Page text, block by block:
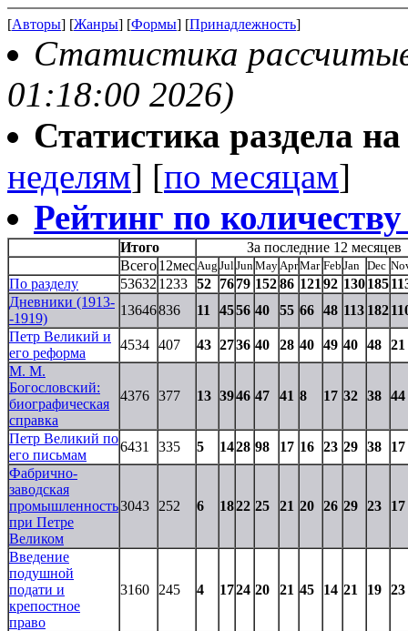
[Авторы] [Жанры] [Формы] [Принадлежность]
Статистика
01:18:00 2026)
Статистика раздела
неделям] [по месяцам]
Рейтинг по
Итого
За последние 12 месяцев
Всего12мес Aug Jul Jun May AprMar Feb Jan Dec
По разделу 53632 1233 52 7679 15286 121 92 130185
Дневники (1913-
-1919)
13646836 11 4556 40 55 66 48 113 182
Петр Великий и
его реформа
4534 407 43 2736 40 28 40 49 40 48 21
М. М.
Богословский:
биографическая
справка
4376 377 13 3946 47 41 8 17 32 38 44
Петр Великий по
его письмам
6431 335 5 1428 98 17 16 23 29 38
17
Фабрично-
заводская
промышленность
при Петре
Великом
3043 252 6 1822 25 21 20 26 29 23 17
Введение
подушной
подати и
крепостное
право
3160 245 4 1724 20 21 45 14 21 19 23